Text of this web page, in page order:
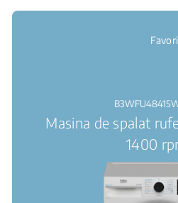
Masina de spalat
1400